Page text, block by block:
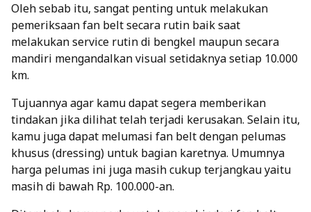
Oleh sebab itu, sangat penting untuk melakukan
pemeriksaan fan belt secara rutin baik saat
melakukan service rutin di bengkel maupun secara
mandiri mengandalkan visual setidaknya setiap 10.000
km.
Tujuannya agar kamu dapat segera memberikan
tindakan jika dilihat telah terjadi kerusakan. Selain itu,
kamu juga dapat melumasi fan belt dengan pelumas
khusus (dressing) untuk bagian karetnya. Umumnya
harga pelumas ini juga masih cukup terjangkau yaitu
masih di bawah Rp. 100.000-an.